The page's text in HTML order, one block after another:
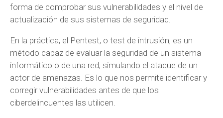
forma de comprobar sus vulnerabilidades y el nivel de
actualización de sus sistemas de seguridad.
En la práctica, el Pentest, o test de intrusión, es un
método capaz de evaluar la seguridad de un sistema
informático o de una red, simulando el ataque de un
actor de amenazas. Es lo que nos permite identificar y
corregir vulnerabilidades antes de que los
ciberdelincuentes las utilicen.